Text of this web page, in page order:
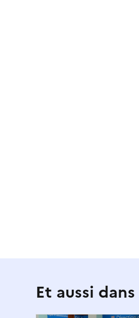
Et aussi